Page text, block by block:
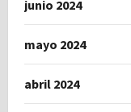
junio 2024
mayo 2024
abril 2024